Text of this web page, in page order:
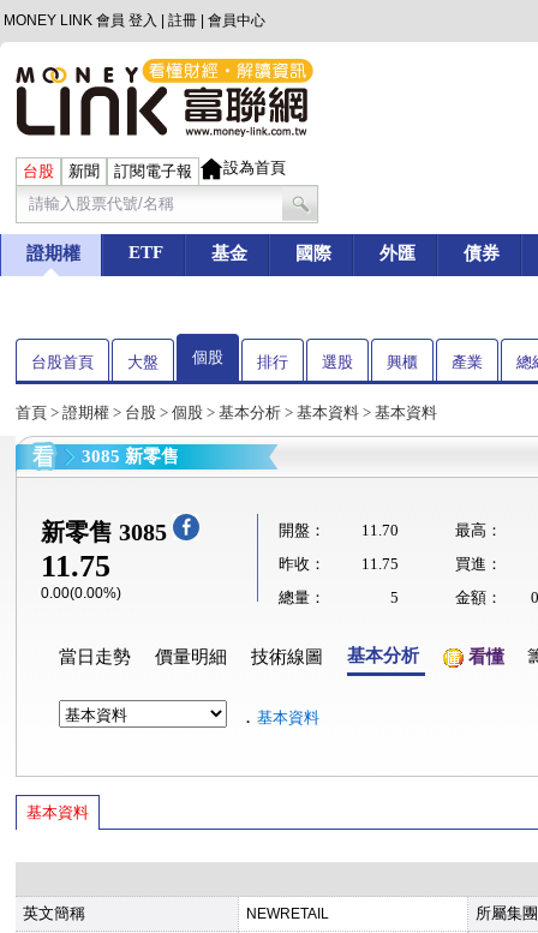
MONEY LINK 會員 登入 註冊 會員中心
台股 新聞 訂閱電子報 設為首頁
證期權 ETF 基金 國際 外匯 債券
台股首頁 大盤 個股 排行 選股 興櫃 產業 總
首頁 > 證期權 > 台股 > 個股 > 基本分析 > 基本資料 > 基本資料
3085 新零售
新零售 3085
11.75
0.00(0.00%)
開盤： 11.70
最高：
昨收：
11.75
買進：
總量：
5 金額：
當日走勢 價量明細 技術線圖 基本分析 看懂
． 基本資料
基本資料
英文簡稱 NEWRETAIL
所屬集團